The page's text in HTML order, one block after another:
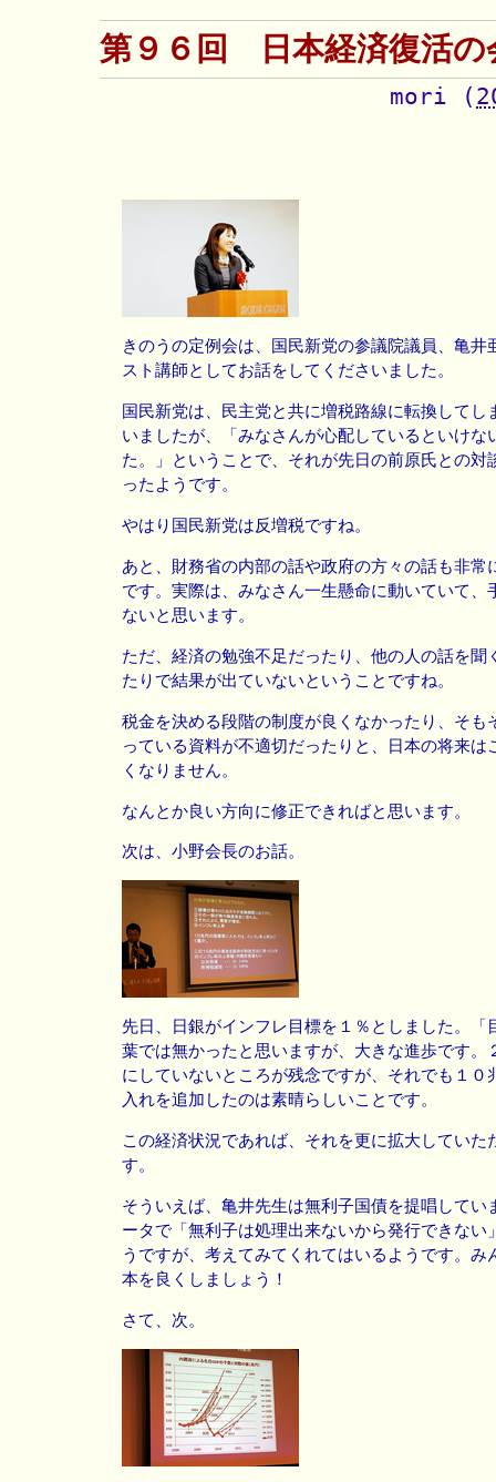
第９６回 日本経済復活の
mori (
きのうの定例会は、国民新党の参議院議員、亀井
スト講師としてお話をしてくださいました。
国民新党は、民主党と共に増税路線に転換してし
いましたが、「みなさんが心配しているといけな
た。」ということで、それが先日の前原氏との対
ったようです。
やはり国民新党は反増税ですね。
あと、財務省の内部の話や政府の方々の話も非常
です。実際は、みなさん一生懸命に動いていて、
ないと思います。
ただ、経済の勉強不足だったり、他の人の話を聞
たりで結果が出ていないということですね。
税金を決める段階の制度が良くなかったり、そも
っている資料が不適切だったりと、日本の将来は
くなりません。
なんとか良い方向に修正できればと思います。
次は、小野会長のお話。
先日、日銀がインフレ目標を１％としました。「
葉では無かったと思いますが、大きな進歩です。
にしていないところが残念ですが、それでも１０
入れを追加したのは素晴らしいことです。
この経済状況であれば、それを更に拡大していた
す。
そういえば、亀井先生は無利子国債を提唱してい
ータで「無利子は処理出来ないから発行できない
うですが、考えてみてくれてはいるようです。み
本を良くしましょう！
さて、次。